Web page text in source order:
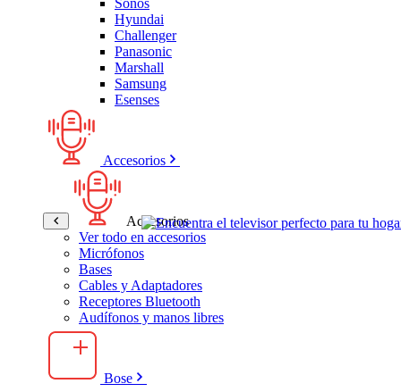
Hyundai
Challenger
Panasonic
Marshall
Samsung
Esenses
Accesorios
Accesorios
Ver todo en accesorios
Micrófonos
Bases
Cables y Adaptadores
Receptores Bluetooth
Audífonos y manos libres
Bose